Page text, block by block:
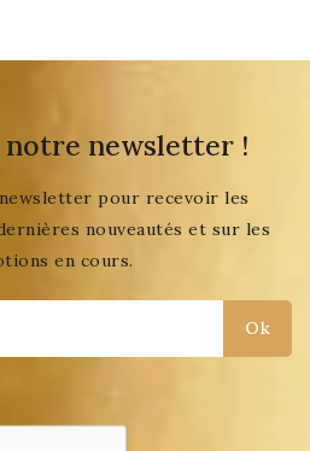
notre newsletter !
pour recevoir les
nouveautés et sur les
en cours.